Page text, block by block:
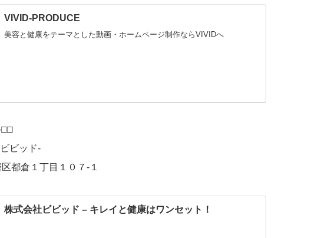
VIVID-PRODUCE
美容と健康をテーマとした動画・ホームページ制作ならVIVIDへ
□□
ビッド-
都倉１丁目１０７-１
株式会社ビビッド – キレイと健康はワンセット！